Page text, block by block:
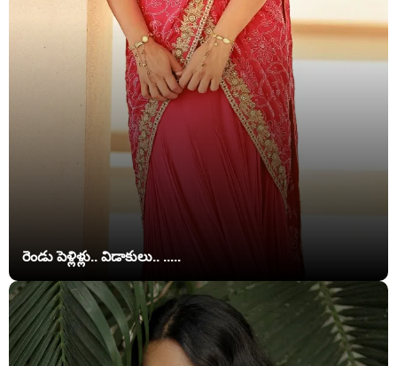
రెండు పెళ్లిళ్లు.. విడాకులు.. .....